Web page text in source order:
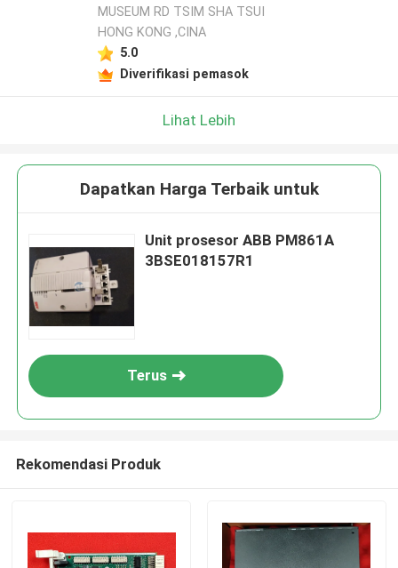
MUSEUM RD TSIM SHA TSUI
HONG KONG ,CINA
5.0
Diverifikasi pemasok
Lihat Lebih
Dapatkan Harga Terbaik untuk
Unit prosesor ABB PM861A
3BSE018157R1
Terus
Rekomendasi Produk